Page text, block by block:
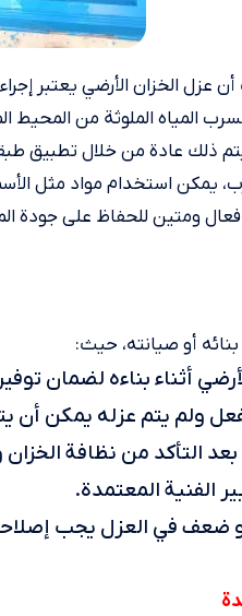
عزل الخزان الأرضي يعتبر
المياه الملوثة من المحيط
ذلك عادة من خلال تطبيق
يمكن استخدام مواد مثل
ومتين للحفاظ على جودة
أو صيانته، حيث:
أثناء بناءه لضمان
ولم يتم عزله يمكن أن
التأكد من نظافة
الفنية المعتمدة.
ضعف في العزل يجب